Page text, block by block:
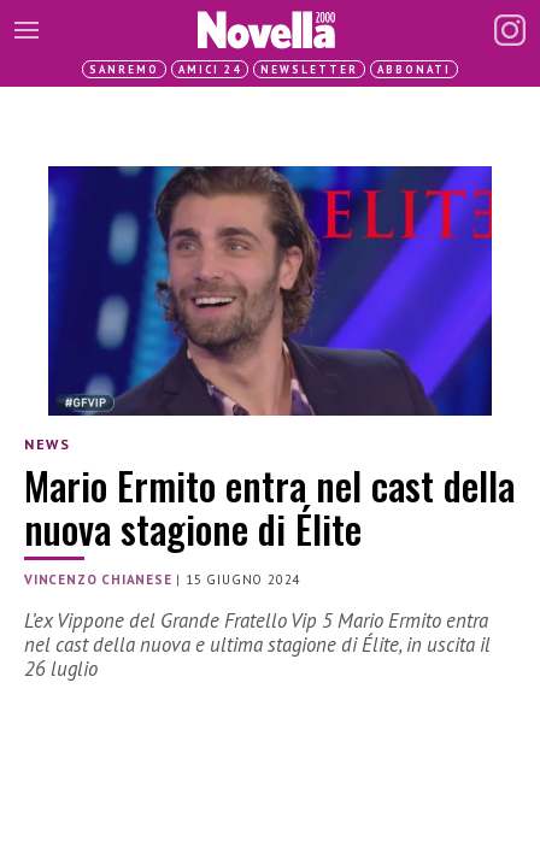
SANREMO AMICI 24 NEWSLETTER ABBONATI
NEWS
Mario Ermito entra nel cast della
nuova stagione di Élite
VINCENZO CHIANESE | 15 GIUGNO 2024
L’ex Vippone del Grande Fratello Vip 5 Mario Ermito entra
nel cast della nuova e ultima stagione di Élite, in uscita il
26 luglio